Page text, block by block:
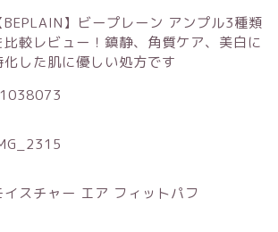
BEPLAIN】ビープレーン アンプル3種類
比較レビュー！鎮静、角質ケア、美白に
化した肌に優しい処方です
イスチャー エア フィットパフ